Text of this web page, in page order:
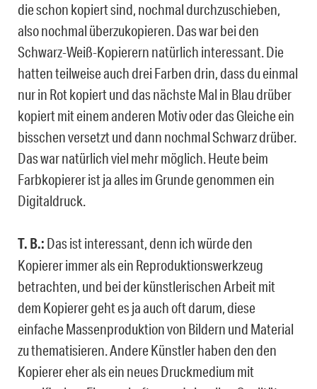
die schon kopiert sind, nochmal durchzuschieben,
also nochmal überzukopieren. Das war bei den
Schwarz-Weiß-Kopierern natürlich interessant. Die
hatten teilweise auch drei Farben drin, dass du einmal
nur in Rot kopiert und das nächste Mal in Blau drüber
kopiert mit einem anderen Motiv oder das Gleiche ein
bisschen versetzt und dann nochmal Schwarz drüber.
Das war natürlich viel mehr möglich. Heute beim
Farbkopierer ist ja alles im Grunde genommen ein
Digitaldruck.
T. B.: Das ist interessant, denn ich würde den
Kopierer immer als ein Reproduktionswerkzeug
betrachten, und bei der künstlerischen Arbeit mit
dem Kopierer geht es ja auch oft darum, diese
einfache Massenproduktion von Bildern und Material
zu thematisieren. Andere Künstler haben den den
Kopierer eher als ein neues Druckmedium mit